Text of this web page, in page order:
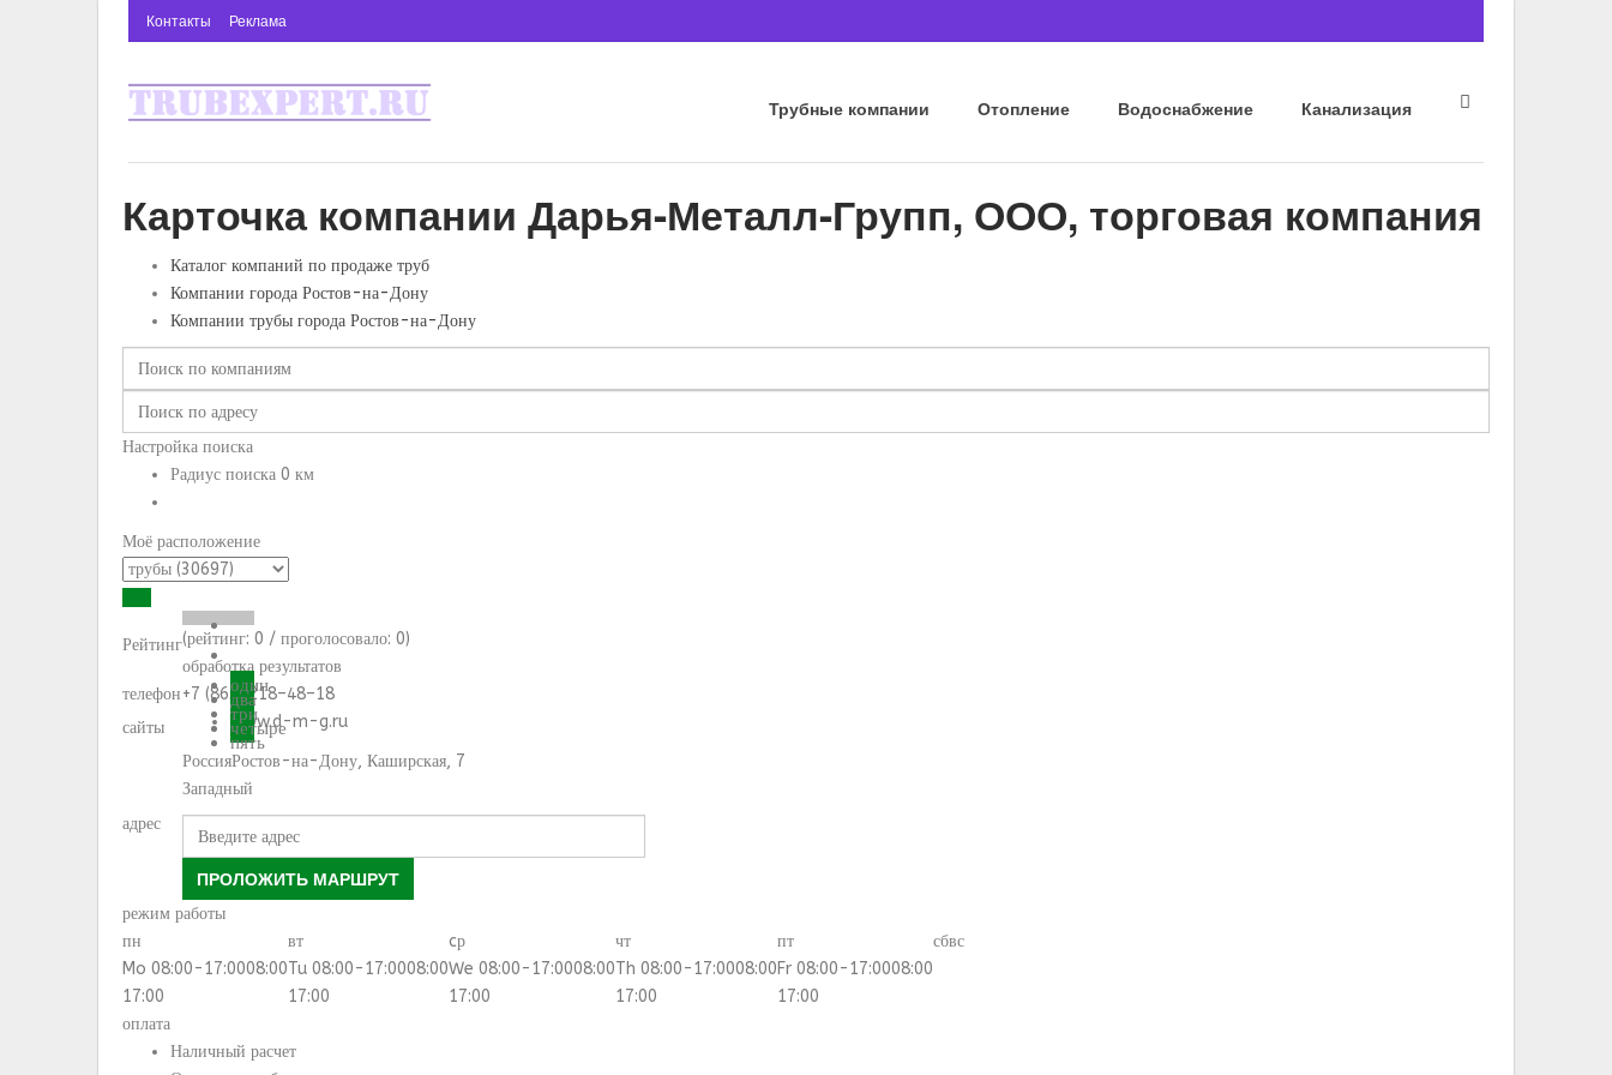
Контакты Реклама
Трубные компании Отопление Водоснабжение Канализация
Карточка компании Дарья-Металл-Групп, ООО, торговая компания
Каталог компаний по продаже труб
Компании города Ростов-на-Дону
Компании трубы города Ростов-на-Дону
Настройка поиска
Радиус поиска 0 км
Моё расположение
Рейтинг
один
два
три
четыре
пять
(рейтинг: 0 / проголосовало: 0)
обработка результатов
телефон+7 (863) 218–48–18
сайты
www.d-m-g.ru
адрес
РоссияРостов-на-Дону, Каширская, 7
Западный
ПРОЛОЖИТЬ МАРШРУТ
режим работы
пн
вт cр чт пт сбвс
Mo 08:00-17:0008:00
17:00
Tu 08:00-17:0008:00
17:00
We 08:00-17:0008:00
17:00
Th 08:00-17:0008:00
17:00
Fr 08:00-17:0008:00
17:00
оплата
Наличный расчет